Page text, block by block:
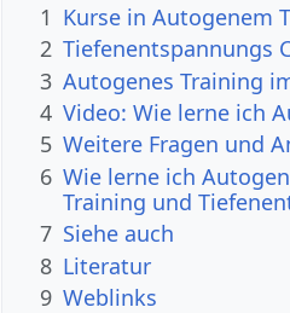
1 Kurse in Autogenem
2 Tiefenentspannungs
3 Autogenes Training
4 Video: Wie lerne ich
5 Weitere Fragen und
6 Wie lerne ich
Training und
7 Siehe auch
8 Literatur
9 Weblinks